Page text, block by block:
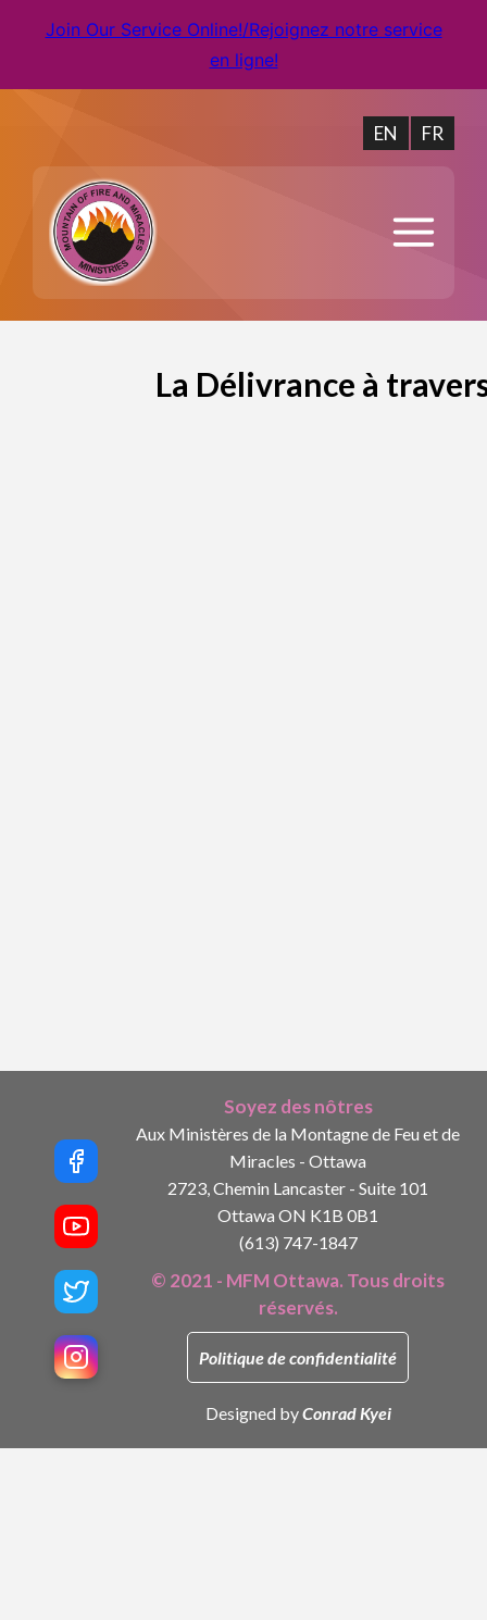
Join Our Service Online!/Rejoignez notre service
en ligne!
EN FR
La Délivrance à
Soyez des nôtres
Aux Ministères de la Montagne de Feu et de
Miracles - Ottawa
2723, Chemin Lancaster - Suite 101
Ottawa ON K1B 0B1
(613) 747-1847
© 2021 - MFM Ottawa. Tous droits
réservés.
Politique de confidentialité
Designed byConrad Kyei